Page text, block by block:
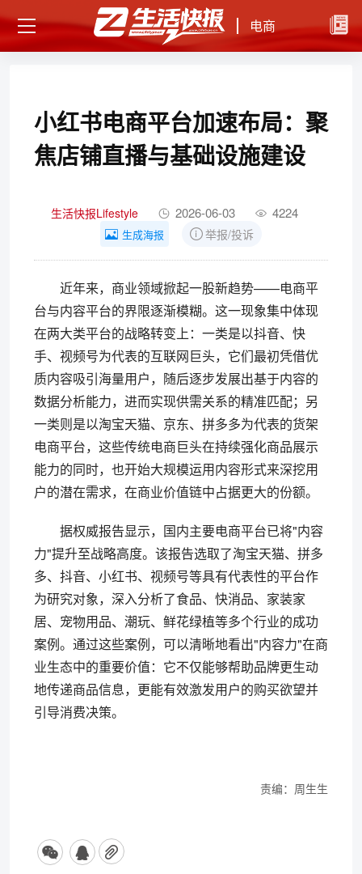
电商
小红书电商平台加速布局：聚
焦店铺直播与基础设施建设
生活快报Lifestyle 2026-06-03 4224
生成海报 举报/投诉
近年来，商业领域掀起一股新趋势——电商平
台与内容平台的界限逐渐模糊。这一现象集中体现
在两大类平台的战略转变上：一类是以抖音、快
手、视频号为代表的互联网巨头，它们最初凭借优
质内容吸引海量用户，随后逐步发展出基于内容的
数据分析能力，进而实现供需关系的精准匹配；另
一类则是以淘宝天猫、京东、拼多多为代表的货架
电商平台，这些传统电商巨头在持续强化商品展示
能力的同时，也开始大规模运用内容形式来深挖用
户的潜在需求，在商业价值链中占据更大的份额。
据权威报告显示，国内主要电商平台已将"内容
力"提升至战略高度。该报告选取了淘宝天猫、拼多
多、抖音、小红书、视频号等具有代表性的平台作
为研究对象，深入分析了食品、快消品、家装家
居、宠物用品、潮玩、鲜花绿植等多个行业的成功
案例。通过这些案例，可以清晰地看出"内容力"在商
业生态中的重要价值：它不仅能够帮助品牌更生动
地传递商品信息，更能有效激发用户的购买欲望并
引导消费决策。
责编：周生生